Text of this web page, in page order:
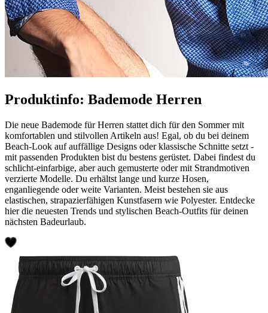
Produktinfo: Bademode Herren
Die neue Bademode für Herren stattet dich für den Sommer mit
komfortablen und stilvollen Artikeln aus! Egal, ob du bei deinem
Beach-Look auf auffällige Designs oder klassische Schnitte setzt -
mit passenden Produkten bist du bestens gerüstet. Dabei findest du
schlicht-einfarbige, aber auch gemusterte oder mit Strandmotiven
verzierte Modelle. Du erhältst lange und kurze Hosen,
enganliegende oder weite Varianten. Meist bestehen sie aus
elastischen, strapazierfähigen Kunstfasern wie Polyester. Entdecke
hier die neuesten Trends und stylischen Beach-Outfits für deinen
nächsten Badeurlaub.